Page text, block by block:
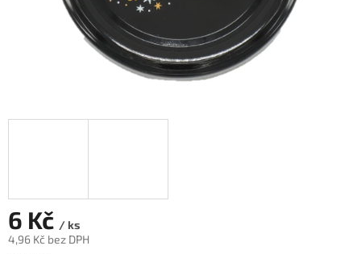
6 Kč / ks
4,96 Kč bez DPH